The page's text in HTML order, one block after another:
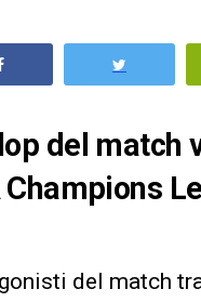
del match
Champions
del match